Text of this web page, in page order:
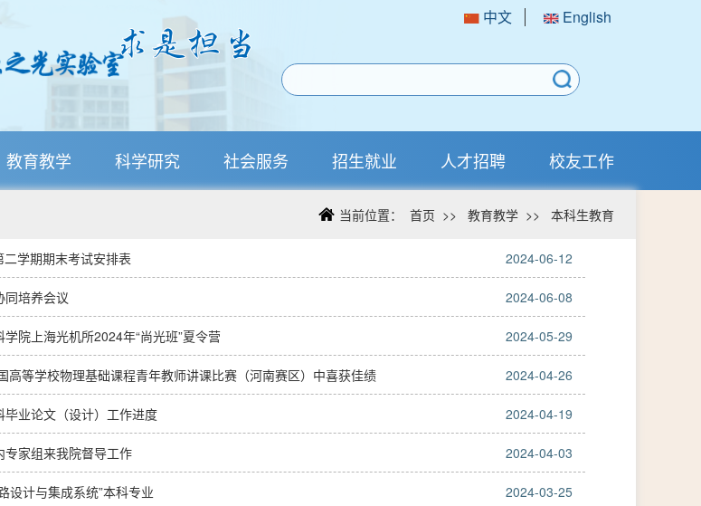
中文 English
教育教学 科学研究 社会服务 招生就业 人才招聘 校友工作
当前位置： 首页 >> 教育教学 >> 本科生教育
学期期末考试安排表 2024-06-12
同培养会议 2024-06-08
院上海光机所2024年“尚光班”夏令营 2024-05-29
高等学校物理基础课程青年教师讲课比赛（河南赛区）中喜获佳绩 2024-04-26
业论文（设计）工作进度 2024-04-19
家组来我院督导工作 2024-04-03
设计与集成系统”本科专业 2024-03-25